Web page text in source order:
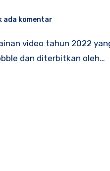
ada komentar
dan diterbitkan oleh…